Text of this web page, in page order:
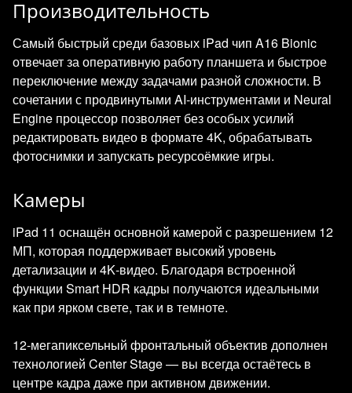
Производительность
Самый быстрый среди базовых iPad чип A16 Bionic
отвечает за оперативную работу планшета и быстрое
переключение между задачами разной сложности. В
сочетании с продвинутыми AI‑инструментами и Neural
Engine процессор позволяет без особых усилий
редактировать видео в формате 4K, обрабатывать
фотоснимки и запускать ресурсоёмкие игры.
Камеры
iPad 11 оснащён основной камерой с разрешением 12
МП, которая поддерживает высокий уровень
детализации и 4K‑видео. Благодаря встроенной
функции Smart HDR кадры получаются идеальными
как при ярком свете, так и в темноте.
12‑мегапиксельный фронтальный объектив дополнен
технологией Center Stage — вы всегда остаётесь в
центре кадра даже при активном движении.